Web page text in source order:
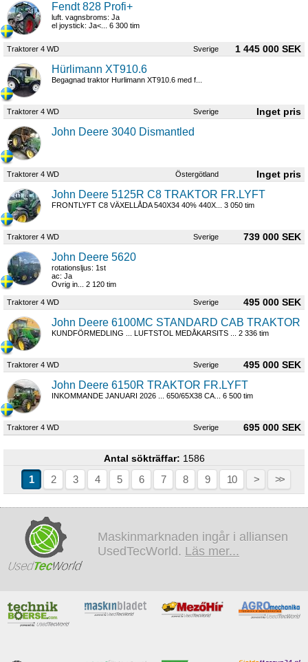
Maskinmarknaden ingår i alliansen
UsedTecWorld. Läs mer...
Fendt 828 Profi+
luft. vagnsbroms: Ja
el joystick: Ja<... 6 300 tim
Traktorer 4 WD Sverige 1 445 000 SEK
Hürlimann XT910.6
Begagnad traktor Hurlimann XT910.6 med f...
Traktorer 4 WD Sverige
John Deere 3040 Dismantled
Traktorer 4 WD Östergötland
John Deere 5125R C8 TRAKTOR FR.LYFT
FRONTLYFT C8 VÄXELLÅDA 540X34 40% 440X... 3 050 tim
Traktorer 4 WD Sverige 739 000 SEK
John Deere 5620
rotationsljus: 1st
ac: Ja
Ovrig in... 2 120 tim
Traktorer 4 WD Sverige 495 000 SEK
John Deere 6100MC STANDARD CAB TRAKTOR
KUNDFÖRMEDLING ... LUFTSTOL MEDÅKARSITS ... 2 336 tim
Traktorer 4 WD Sverige 495 000 SEK
John Deere 6150R TRAKTOR FR.LYFT
INKOMMANDE JANUARI 2026 ... 650/65X38 CA... 6 500 tim
Traktorer 4 WD Sverige 695 000 SEK
Antal sökträffar: 1586
1 2 3 4 5 6 7 8 9 10 > >>